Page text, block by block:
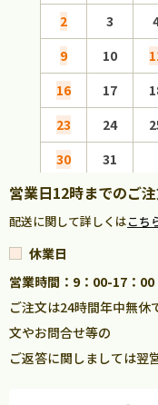
2
3
9
10
16
17
23
24
30
31
営業日12時までのご
配送に関して詳しくはこち
休業日
営業時間：9：00-17：00
ご注文は24時間年中無休
文やお問合せ等の
ご返答に関しましては翌